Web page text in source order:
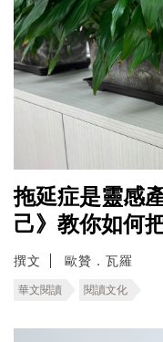
拖延症是靈感
己》教你如何
撰文 歐贊．瓦羅
華文閱讀 閱讀文化